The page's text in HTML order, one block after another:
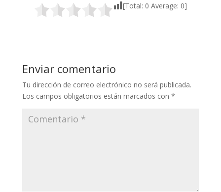
[Total: 0 Average: 0]
Enviar comentario
Tu dirección de correo electrónico no será publicada.
Los campos obligatorios están marcados con *